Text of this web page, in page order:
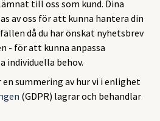
till oss som kund. Dina
av oss för att kunna hantera din
då du har önskat nyhetsbrev
- för att kunna anpassa
individuella behov.
summering av hur vi i enlighet
(GDPR) lagrar och behandlar